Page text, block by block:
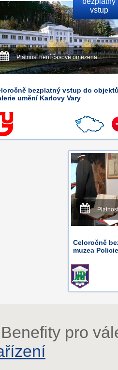
vstup
Platnost není časově omezena.
bezplatný vstup do
umění Karlovy Vary
Celoročně
muzea
pro